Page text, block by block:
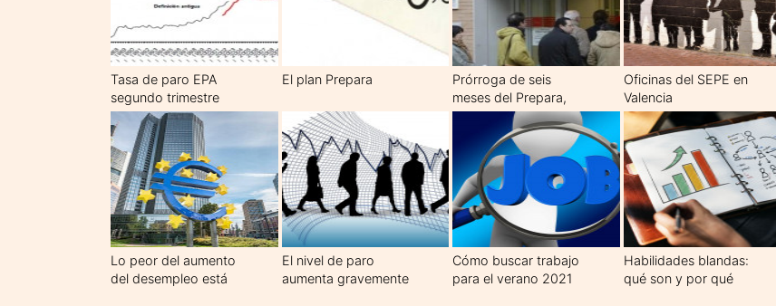
Tasa de paro EPA
segundo trimestre
2011
El plan Prepara
Prórroga de seis
meses del Prepara,
que da 400 euros al
mes a desempleados
de larga duración
Oficinas del SEPE en
Valencia
Lo peor del aumento
del desempleo está
El nivel de paro
aumenta gravemente
Cómo buscar trabajo
para el verano 2021
Habilidades blandas:
qué son y por qué